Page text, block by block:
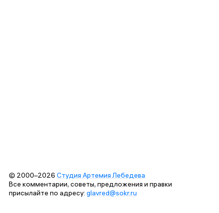
© 2000–2026 Студия Артемия Лебедева
Все комментарии, советы, предложения и правки
присылайте по адресу: glavred@sokr.ru